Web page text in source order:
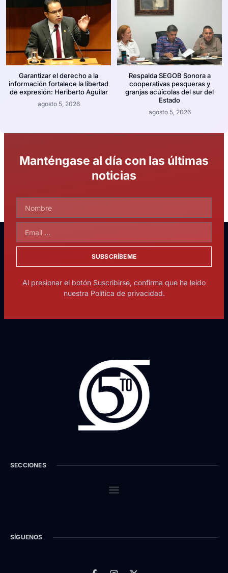
Garantizar el derecho a la
información fortalece la libertad
de expresión: Heriberto Aguilar
agosto 5, 2026
Respalda SEGOB Sonora a
cooperativas pesqueras y
granjas acuícolas del sur del
Estado
agosto 5, 2026
Manténgase al día con las últimas
noticias
SUBSCRÍBEME
Al presionar el botón Suscribirse, confirma que ha leído
nuestra Política de privacidad.
SECCIONES
SÍGUENOS